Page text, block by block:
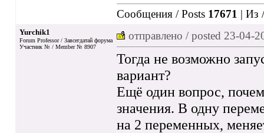
Сообщения / Posts 17671 | Из
Yurchik1
Forum Professor / Завсегдатай форума
Участник № / Member № 8907
отправлено / posted 23-04-
Тогда не возможно
вариант?
Ещё один вопрос,
значения. В одну
на 2 переменных,